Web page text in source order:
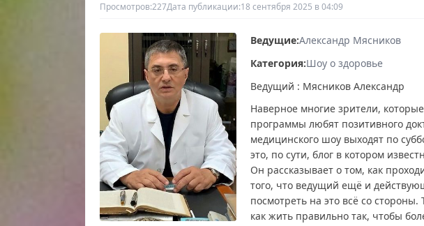
Просмотров:227Дата публикации:18 сентября 2025 в 04:09
Ведущие:Александр Мясников
Категория:Шоу о здоровье
Ведущий : Мясников Александр
Наверное многие зрители,
программы любят позитивного
медицинского шоу выходят по
это, по сути, блог в котором
Он рассказывает о том, как
того, что ведущий ещё и
посмотреть на это всё со
как жить правильно так, чтобы